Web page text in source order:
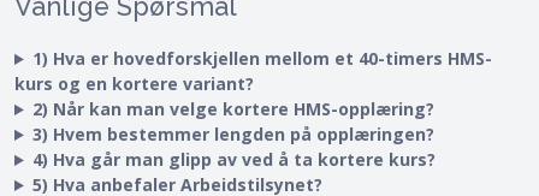
Vanlige Spørsmål
1) Hva er hovedforskjellen mellom et 40-timers HMS-
kurs og en kortere variant?
2) Når kan man velge kortere HMS-opplæring?
3) Hvem bestemmer lengden på opplæringen?
4) Hva går man glipp av ved å ta kortere kurs?
5) Hva anbefaler Arbeidstilsynet?